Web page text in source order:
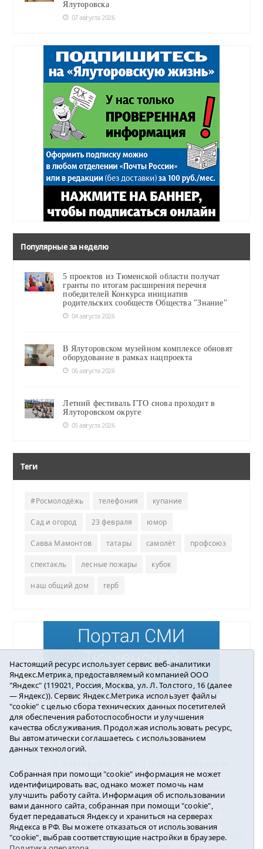
Ялуторовска
07 августа 2026
Популярные за неделю
5 проектов из Тюменской области получат
гранты по итогам расширения перечня
победителей Конкурса инициатив
родительских сообществ Общества "Знание"
04 августа 2026
В Ялуторовском музейном комплексе обновят
оборудование в рамках нацпроекта
06 августа 2026
Летний фестиваль ГТО снова проходит в
Ялуторовском округе
05 августа 2026
Теги
#Росмолодёжь телефония купание
Сад и огород 23 февраля юмор
Савва Мамонтов татары самолёт профсоюз
спектакль лесные пожары кубок
наш общий дом герб
Погода в Ялуторовске
района2016-2023
Учредитель: АНО «ИИЦ « Ялуторовская жизнь».
Главный редактор: Вешкурцева С.П.
E-mail:yznaet@inbox.ruТел.: 8(34535)2-02-51
Регистрационный номер ЭЛ № ФС 77-64937 от
24.02.2016г. выдан Федеральной службой по надзору
в сфере связи, информационных технологий и
Настоящий ресурс использует сервис веб-аналитики
Яндекс.Метрика, предоставляемый компанией ООО
"Яндекс" (119021, Россия, Москва, ул. Л. Толстого, 16 (далее
— Яндекс)). Сервис Яндекс.Метрика использует файлы
"cookie" с целью сбора технических данных посетителей
для обеспечения работоспособности и улучшения
качества обслуживания. Продолжая использовать ресурс,
Вы автоматически соглашаетесь с использованием
данных технологий.
Собранная при помощи "cookie" информация не может
идентифицировать вас, однако может помочь нам
улучшить работу сайта. Информация об использовании
вами данного сайта, собранная при помощи "cookie",
будет передаваться Яндексу и храниться на серверах
Яндекса в РФ. Вы можете отказаться от использования
"cookie", выбрав соответствующие настройки в браузере.